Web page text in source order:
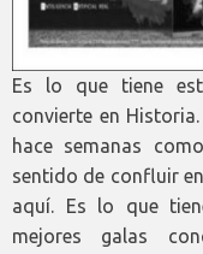
Es lo que tiene
convierte en
hace semanas
sentido de confluir
aquí. Es lo que
mejores galas